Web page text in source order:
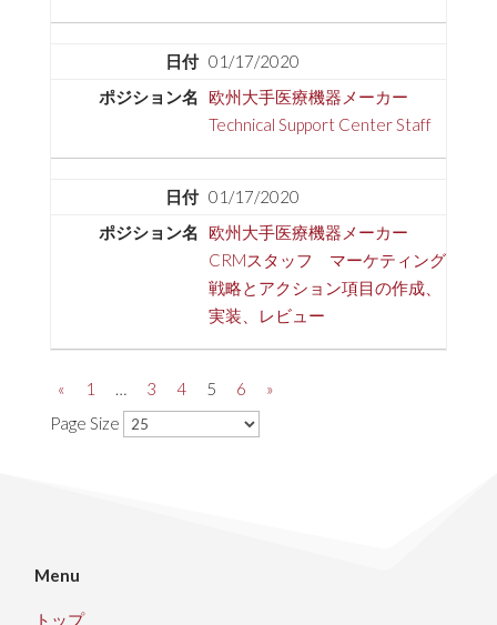
01/17/2020
欧州大手医療機器メーカー
Technical Support Center Staff
01/17/2020
欧州大手医療機器メーカー
CRMスタッフ マーケティング
戦略とアクション項目の作成、
実装、レビュー
« 1 … 3 4 5 6
»
Page Size
Menu
トップ